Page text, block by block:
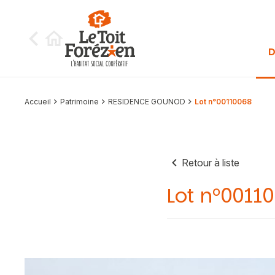
Accueil Patrimoine RESIDENCE GOUNOD Lot n°00110068
Retour à liste
Lot